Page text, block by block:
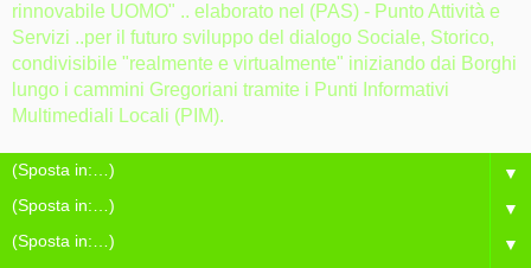
rinnovabile UOMO" .. elaborato nel (PAS) - Punto Attività e
Servizi ..per il futuro sviluppo del dialogo Sociale, Storico,
condivisibile "realmente e virtualmente" iniziando dai Borghi
lungo i cammini Gregoriani tramite i Punti Informativi
Multimediali Locali (PIM).
▼
▼
▼